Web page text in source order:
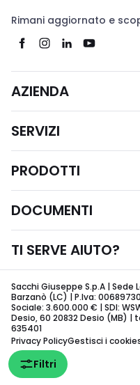
Filtri
Rimani aggiornato e
AZIENDA
SERVIZI
PRODOTTI
DOCUMENTI
TI SERVE AIUTO?
Sacchi Giuseppe S.p.A | Sede
Barzanò (LC) | P.Iva:
Sociale: 3.600.000 € | SDI:
Desio, 60 20832 Desio (MB) |
635401
Privacy PolicyGestisci i